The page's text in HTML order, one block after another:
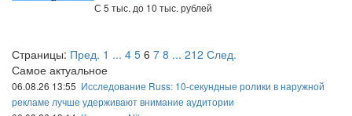
С 5 тыс. до 10 тыс. рублей
Страницы: Пред. 1 ... 4 5 6 7 8 ... 212 След.
Самое актуальное
06.08.26 13:55 Исследование Russ: 10-секундные ролики в наружной
рекламе лучше удерживают внимание аудитории